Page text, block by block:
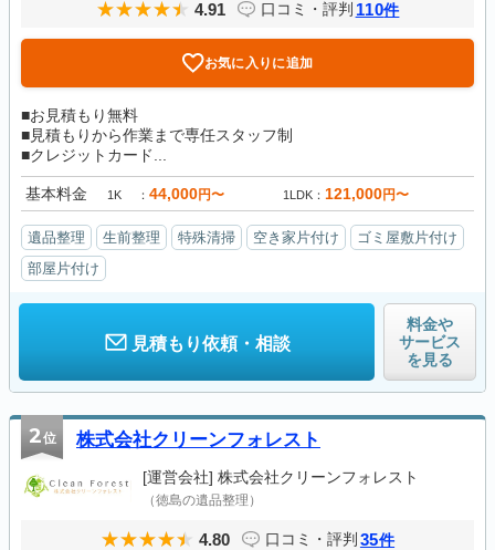
4.91 口コミ・評判 110件
お気に入りに追加
■お見積もり無料
■見積もりから作業まで専任スタッフ制
■クレジットカード...
基本料金 1K 44,000円〜 1LDK 121,000円〜
遺品整理 生前整理 特殊清掃 空き家片付け
ゴミ屋敷片付け
部屋片付け
見積もり依頼・相談
料金や
サービス
を見る
2位 株式会社クリーンフォレスト
[運営会社] 株式会社クリーンフォレスト
（徳島の遺品整理）
4.80 口コミ・評判 35件